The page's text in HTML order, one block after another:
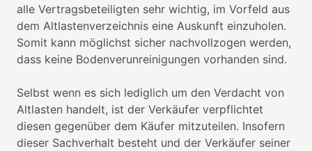
alle Vertragsbeteiligten sehr wichtig, im Vorfeld aus
dem Altlastenverzeichnis eine Auskunft einzuholen.
Somit kann möglichst sicher nachvollzogen werden,
dass keine Bodenverunreinigungen vorhanden sind.
Selbst wenn es sich lediglich um den Verdacht von
Altlasten handelt, ist der Verkäufer verpflichtet
diesen gegenüber dem Käufer mitzuteilen. Insofern
dieser Sachverhalt besteht und der Verkäufer seiner